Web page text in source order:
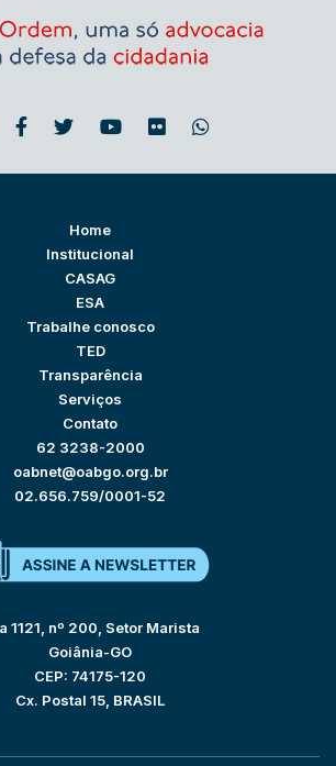
Home
Institucional
CASAG
ESA
Trabalhe conosco
TED
Transparência
Serviços
Contato
62 3238-2000
oabnet@oabgo.org.br
02.656.759/0001-52
1121, nº 200, Setor Marista
Goiânia-GO
CEP: 74175-120
Cx. Postal 15, BRASIL